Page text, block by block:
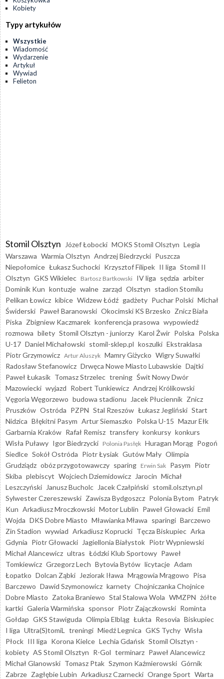
Kobiety
Typy artykułów
Wszystkie
Wiadomość
Wydarzenie
Artykuł
Wywiad
Felieton
Stomil Olsztyn Józef Łobocki MOKS Stomil Olsztyn Legia
Warszawa Warmia Olsztyn Andrzej Biedrzycki Puszcza
Niepołomice Łukasz Suchocki Krzysztof Filipek II liga Stomil II
Olsztyn GKS Wikielec Bartosz Bartkowski IV liga sędzia arbiter
Dominik Kun kontuzje walne zarząd Olsztyn stadion Stomilu
Pelikan Łowicz kibice Widzew Łódź gadżety Puchar Polski Michał
Świderski Paweł Baranowski Okocimski KS Brzesko Znicz Biała
Piska Zbigniew Kaczmarek konferencja prasowa wypowiedź
rozmowa bilety Stomil Olsztyn - juniorzy Karol Żwir Polska Polska
U-17 Daniel Michałowski stomil-sklep.pl koszulki Ekstraklasa
Piotr Grzymowicz Artur Aluszyk Mamry Giżycko Wigry Suwałki
Radosław Stefanowicz Drwęca Nowe Miasto Lubawskie Dajtki
Paweł Łukasik Tomasz Strzelec trening Świt Nowy Dwór
Mazowiecki wyjazd Robert Tunkiewicz Andrzej Królikowski
Vęgoria Węgorzewo budowa stadionu Jacek Płuciennik Znicz
Pruszków Ostróda PZPN Stal Rzeszów Łukasz Jegliński Start
Nidzica Błękitni Pasym Artur Siemaszko Polska U-15 Mazur Ełk
Garbarnia Kraków Rafał Remisz transfery konkursy konkurs
Wisła Puławy Igor Biedrzycki Polonia Pasłęk Huragan Morąg Pogoń
Siedlce Sokół Ostróda Piotr Łysiak Gutów Mały Olimpia
Grudziądz obóz przygotowawczy sparing Erwin Sak Pasym Piotr
Skiba plebiscyt Wojciech Dziemidowicz Jarocin Michał
Leszczyński
Janusz Bucholc Jacek Czałpiński stomil.olsztyn.pl
Sylwester Czereszewski Zawisza Bydgoszcz Polonia Bytom Patryk
Kun Arkadiusz Mroczkowski Motor Lublin Paweł Głowacki Emil
Wojda DKS Dobre Miasto Mławianka Mława sparingi Barczewo
Zin Stadion wywiad Arkadiusz Koprucki Tęcza Biskupiec Arka
Gdynia Piotr Głowacki Jagiellonia Białystok Piotr Wypniewski
Michał Alancewicz ultras Łódzki Klub Sportowy Paweł
Tomkiewicz Grzegorz Lech Bytovia Bytów licytacje Adam
Łopatko Dolcan Ząbki Jeziorak Iława Mrągowia Mrągowo Pisa
Barczewo Dawid Szymonowicz karnety Chojniczanka Chojnice
Dobre Miasto Zatoka Braniewo Stal Stalowa Wola WMZPN żółte
kartki Galeria Warmińska sponsor Piotr Zajączkowski Rominta
Gołdap GKS Stawiguda Olimpia Elbląg Łukta Resovia Biskupiec
I liga Ultra(S)tomiL treningi Miedź Legnica GKS Tychy Wisła
Płock III liga Korona Kielce Lechia Gdańsk Stomil Olsztyn -
kobiety AS Stomil Olsztyn R-Gol terminarz Paweł Alancewicz
Michał Glanowski Tomasz Ptak Szymon Kaźmierowski Górnik
Zabrze Zagłębie Lubin Arkadiusz Czarnecki Orange Sport Warta